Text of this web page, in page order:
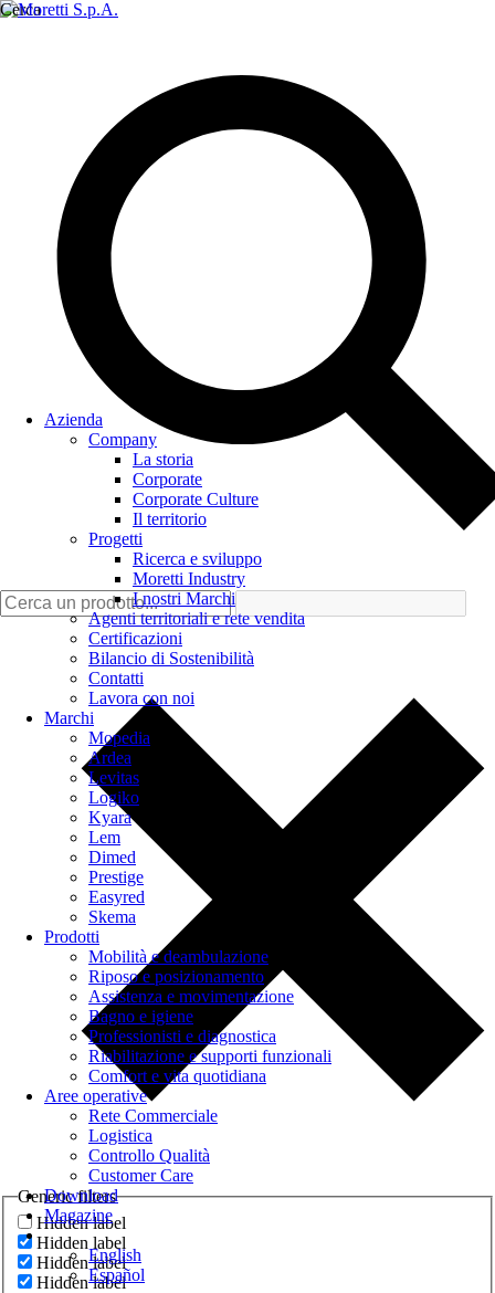
Cerca
Generic filters
Hidden label
Hidden label
Hidden label
Hidden label
Azienda
Company
La storia
Corporate
Corporate Culture
Il territorio
Progetti
Ricerca e sviluppo
Moretti Industry
I nostri Marchi
Agenti territoriali e rete vendita
Certificazioni
Bilancio di Sostenibilità
Contatti
Lavora con noi
Marchi
Mopedia
Ardea
Levitas
Logiko
Kyara
Lem
Dimed
Prestige
Easyred
Skema
Prodotti
Mobilità e deambulazione
Riposo e posizionamento
Assistenza e movimentazione
Bagno e igiene
Professionisti e diagnostica
Riabilitazione e supporti funzionali
Comfort e vita quotidiana
Aree operative
Rete Commerciale
Logistica
Controllo Qualità
Customer Care
Download
Magazine
English
Español